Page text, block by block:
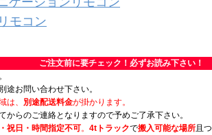
モコン
ご注文前に要チェック！必ずお読み下さい！
途お問い合わせ下さい。
は、 別途配送料金が掛かります。
からのご連絡となりますので予めご了承下さい。
祝日・時間指定不可。 4tトラックで搬入可能な場所 且つ